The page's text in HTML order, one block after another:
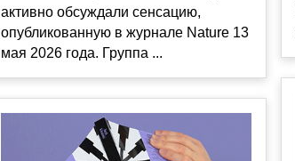
активно обсуждали сенсацию,
опубликованную в журнале Nature 13
мая 2026 года. Группа ...